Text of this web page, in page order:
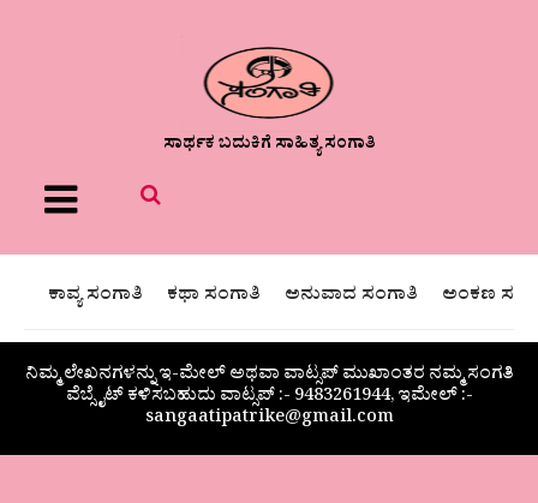
ಸಾರ್ಥಕ ಬದುಕಿಗೆ ಸಾಹಿತ್ಯ ಸಂಗಾತಿ
Menu
ಕಾವ್ಯ ಸಂಗಾತಿ ಕಥಾ ಸಂಗಾತಿ ಅನುವಾದ ಸಂಗಾತಿ ಅಂಕಣ
ನಿಮ್ಮ ಲೇಖನಗಳನ್ನು ಇ-ಮೇಲ್ ಅಥವಾ ವಾಟ್ಸಪ್ ಮುಖಾಂತರ ನಮ್ಮ ಸಂಗತಿ
ವೆಬ್ಸೈಟ್ ಕಳಿಸಬಹುದು ವಾಟ್ಸಪ್‌ :- 9483261944, ಇಮೇಲ್ :-
sangaatipatrike@gmail.com